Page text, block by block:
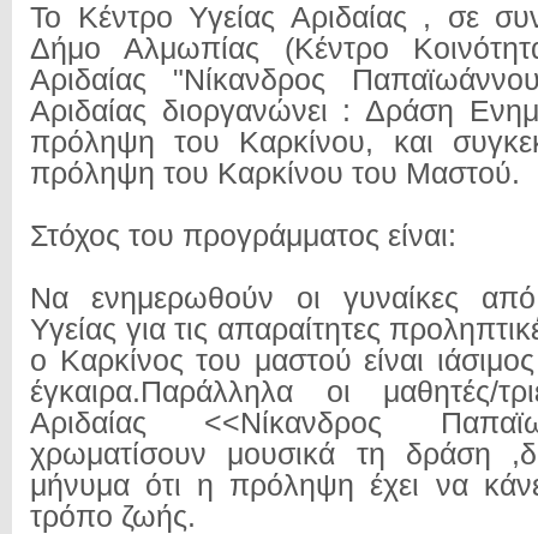
Το Κέντρο Υγείας Αριδαίας , σε
Δήμο Αλμωπίας (Κέντρο
Αριδαίας "Νίκανδρος
Αριδαίας διοργανώνει : Δράση
πρόληψη του Καρκίνου, και
πρόληψη του Καρκίνου του Μαστού.
Στόχος του προγράμματος είναι:
Να ενημερωθούν οι γυναίκες από
Υγείας για τις απαραίτητες
ο Καρκίνος του μαστού είναι
έγκαιρα.Παράλληλα οι μαθητές/
Αριδαίας <<Νίκανδρος
χρωματίσουν μουσικά τη δράση
μήνυμα ότι η πρόληψη έχει να
τρόπο ζωής.